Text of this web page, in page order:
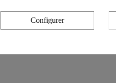
Configurer